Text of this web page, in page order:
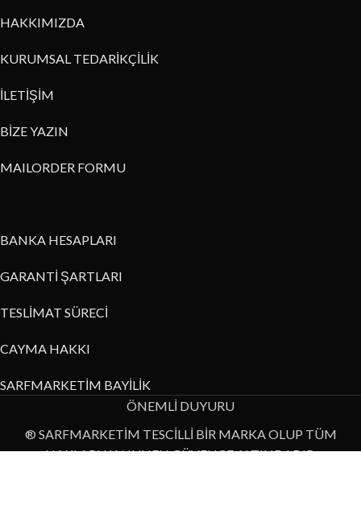
HAKKIMIZDA
KURUMSAL TEDARİKÇİLİK
İLETİŞİM
BİZE YAZIN
MAILORDER FORMU
BANKA HESAPLARI
GARANTİ ŞARTLARI
TESLİMAT SÜRECİ
CAYMA HAKKI
SARFMARKETİM BAYİLİK
ÖNEMLİ DUYURU
® SARFMARKETİM TESCİLLİ BİR MARKA OLUP TÜM
HAKLARI KANUNEN GÜVENCE ALTINDADIR.